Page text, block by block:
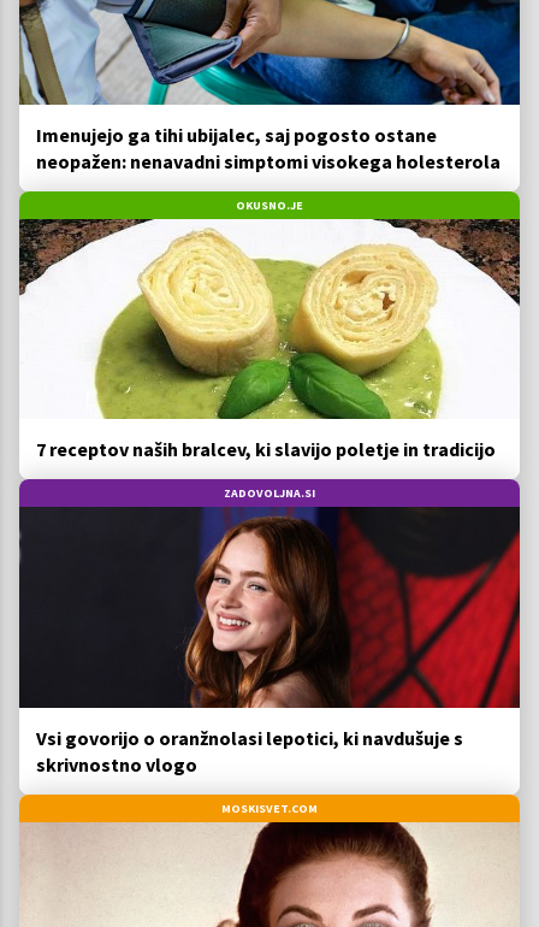
Imenujejo ga tihi ubijalec, saj pogosto ostane
neopažen: nenavadni simptomi visokega holesterola
OKUSNO.JE
7 receptov naših bralcev, ki slavijo poletje in tradicijo
ZADOVOLJNA.SI
Vsi govorijo o oranžnolasi lepotici, ki navdušuje s
skrivnostno vlogo
MOSKISVET.COM